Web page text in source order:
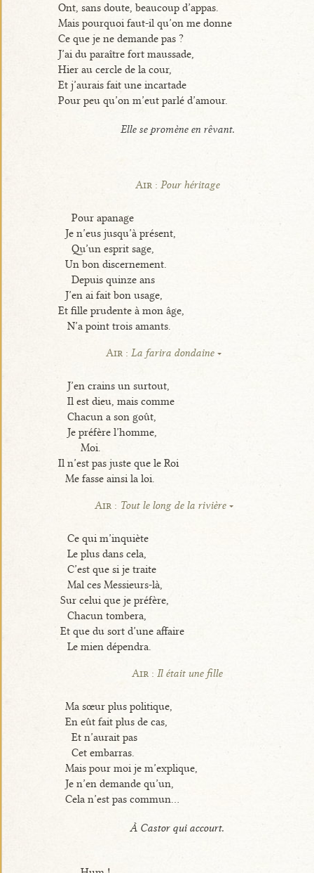
Ont, sans doute, beaucoup d’appas.
Mais pourquoi faut-il qu’on me donne
Ce que je ne demande pas ?
J’ai du paraître fort maussade,
Hier au cercle de la cour,
Et j’aurais fait une incartade
Pour peu qu’on m’eut parlé d’amour.
Elle se promène en rêvant.
Air : Pour héritage
Pour apanage
Je n’eus jusqu’à présent,
Qu’un esprit sage,
Un bon discernement.
Depuis quinze ans
J’en ai fait bon usage,
Et fille prudente à mon âge,
N’a point trois amants.
Air :La farira dondaine
J’en crains un surtout,
Il est dieu, mais comme
Chacun a son goût,
Je préfère l’homme,
Moi.
Il n’est pas juste que le Roi
Me fasse ainsi la loi.
Air : Tout le long de la rivière
Ce qui m’inquiète
Le plus dans cela,
C’est que si je traite
Mal ces Messieurs-là,
Sur celui que je préfère,
Chacun tombera,
Et que du sort d’une affaire
Le mien dépendra.
Air :Il était une fille
Ma sœur plus politique,
En eût fait plus de cas,
Et n’aurait pas
Cet embarras.
Mais pour moi je m’explique,
Je n’en demande qu’un,
Cela n’est pas commun...
À Castor qui accourt.